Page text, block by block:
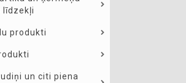
līdzekļi
produkti
un citi piena